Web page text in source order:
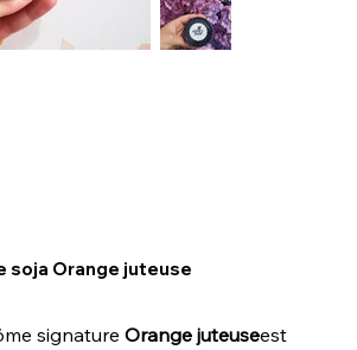
soja Orange juteuse
signatureOrange juteuseest